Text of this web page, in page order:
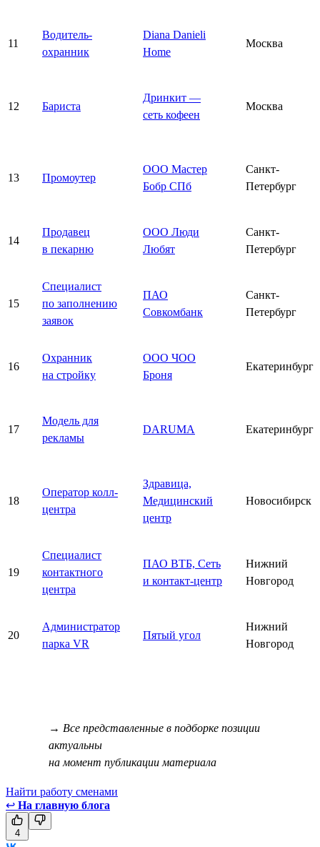
11
Водитель-
охранник
Diana Danieli
Home
Москва
12 Бариста
Дринкит —
сеть кофеен
Москва
13 Промоутер
ООО Мастер
Бобр СПб
Санкт-
Петербург
14
Продавец
в пекарню
ООО Люди
Любят
Санкт-
Петербург
15
Специалист
по заполнению
заявок
ПАО
Совкомбанк
Санкт-
Петербург
16
Охранник
на стройку
ООО ЧОО
Броня
Екатеринбург
17
Модель для
рекламы
DARUMA Екатеринбург
18
Оператор колл-
центра
Здравица,
Медицинский
центр
Новосибирск
19
Специалист
контактного
центра
ПАО ВТБ, Сеть
и контакт-центр
Нижний
Новгород
20
Администратор
парка VR
Пятый угол
Нижний
Новгород
→ Все представленные в подборке позиции
актуальны
на момент публикации материала
Найти работу сменами
↩ На главную блога
4